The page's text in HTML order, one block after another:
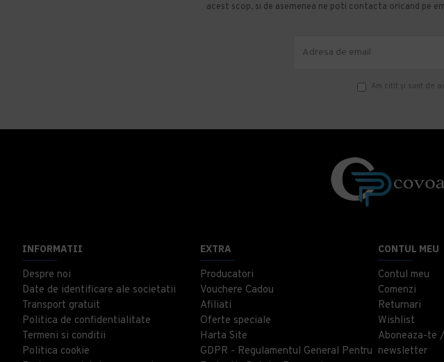
acest scop, si de asemenea ne poti contacta oricand pe
Am citit şi sunt de
INFORMATII
Despre noi
Date de identificare ale societatii
Transport gratuit
Politica de confidentialitate
Termeni si conditii
Politica cookie
EXTRA
Producatori
Vouchere Cadou
Afiliati
Oferte speciale
Harta Site
GDPR - Regulamentul General Pentru
CONTUL MEU
Contul meu
Comenzi
Returnari
Wishlist
Aboneaza-te
newsletter